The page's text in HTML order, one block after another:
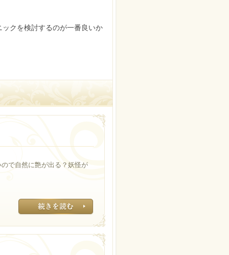
クを検討するのが一番良いか
で自然に艶が出る？妖怪が